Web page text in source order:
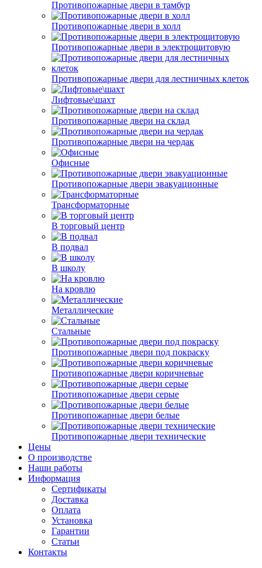
Противопожарные двери в тамбур
Противопожарные двери в холл
Противопожарные двери в электрощитовую
Противопожарные двери для лестничных клеток
Лифтовые\шахт
Противопожарные двери на склад
Противопожарные двери на чердак
Офисные
Противопожарные двери эвакуационные
Трансформаторные
В торговый центр
В подвал
В школу
На кровлю
Металлические
Стальные
Противопожарные двери под покраску
Противопожарные двери коричневые
Противопожарные двери серые
Противопожарные двери белые
Противопожарные двери технические
Цены
О производстве
Наши работы
Информация
Сертификаты
Доставка
Оплата
Установка
Гарантии
Статьи
Контакты